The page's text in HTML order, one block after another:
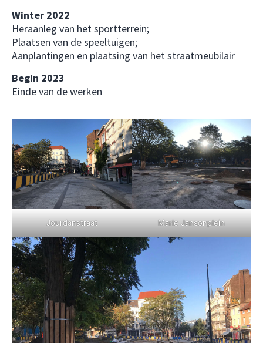
Winter 2022
Heraanleg van het sportterrein;
Plaatsen van de speeltuigen;
Aanplantingen en plaatsing van het straatmeubilair
Begin 2023
Einde van de werken
Jourdanstraat Marie Jansonplein